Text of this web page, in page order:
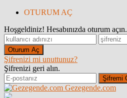
OTURUM AÇ
Hoşgeldiniz! Hesabınızda oturum açın.
Şifrenizi mi unuttunuz?
Şifrenizi geri alın.
Gezegende.com